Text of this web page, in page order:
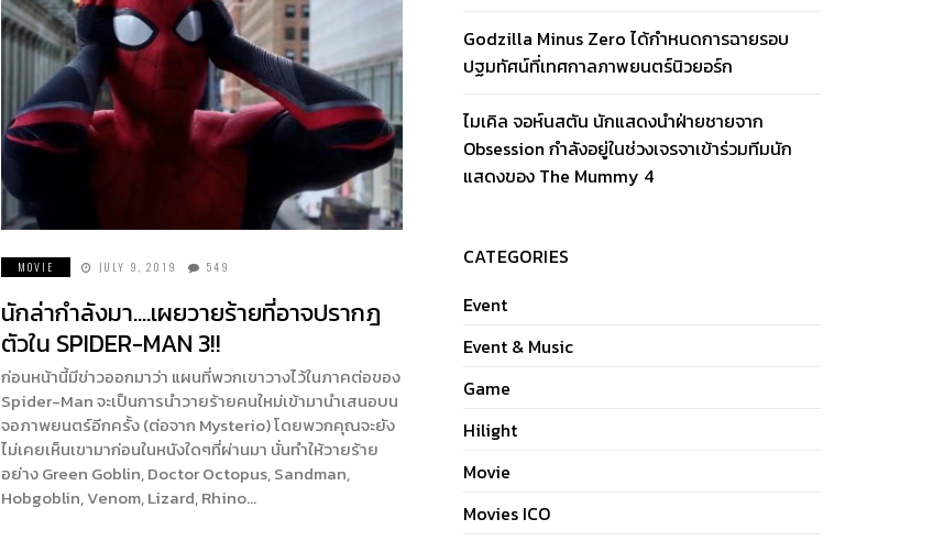
MOVIE JULY 9, 2019 549
นักล่ากำลังมา….เผยวายร้ายที่อาจปรากฎ
ตัวใน SPIDER-MAN 3!!
ก่อนหน้านี้มีข่าวออกมาว่า แผนที่พวกเขาวางไว้ในภาคต่อของ
Spider-Man จะเป็นการนำวายร้ายคนใหม่เข้ามานำเสนอบน
จอภาพยนตร์อีกครั้ง (ต่อจาก Mysterio) โดยพวกคุณจะยัง
ไม่เคยเห็นเขามาก่อนในหนังใดๆที่ผ่านมา นั่นทำให้วายร้าย
อย่าง Green Goblin, Doctor Octopus, Sandman,
Hobgoblin, Venom, Lizard, Rhino…
Godzilla Minus Zero ได้กำหนดการฉายรอบ
ปฐมทัศน์ที่เทศกาลภาพยนตร์นิวยอร์ก
ไมเคิล จอห์นสตัน นักแสดงนำฝ่ายชายจาก
Obsession กำลังอยู่ในช่วงเจรจาเข้าร่วมทีมนัก
แสดงของ The Mummy 4
CATEGORIES
Event
Event & Music
Game
Hilight
Movie
Movies ICO